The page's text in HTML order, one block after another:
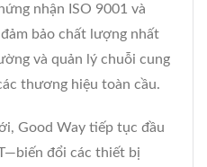
nhận ISO 9001 và
bảo chất lượng nhất
và quản lý chuỗi cung
thương hiệu toàn cầu.
Good Way tiếp tục đầu
đổi các thiết bị